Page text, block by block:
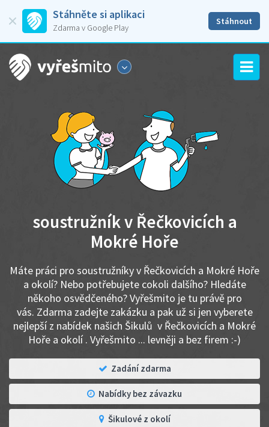
Stáhněte si aplikaci
Zdarma v Google Play
Stáhnout
soustružník v Řečkovicích a
Mokré Hoře
Máte práci pro soustružníky v Řečkovicích a Mokré Hoře
a okolí? Nebo potřebujete cokoli dalšího? Hledáte
někoho osvědčeného? Vyřešmito je tu právě pro
vás. Zdarma zadejte zakázku a pak už si jen vyberete
nejlepší z nabídek našich Šikulů v Řečkovicích a Mokré
Hoře a okolí . Vyřešmito ... levněji a bez firem :-)
Zadání zdarma
Nabídky bez závazku
Šikulové z okolí